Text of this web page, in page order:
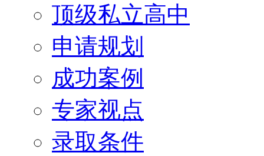
顶级私立高中
申请规划
成功案例
专家视点
录取条件